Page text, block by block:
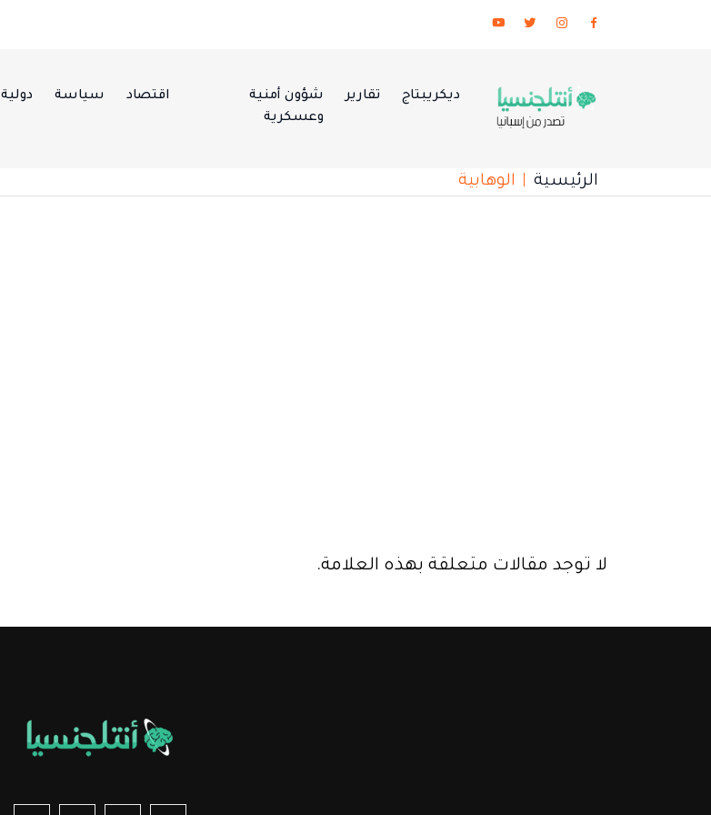
ديكريبتاج تقارير
شؤون أمنية
وعسكرية
اقتصاد سياسة دولية
الرئيسية الوهابية
لا توجد مقالات متعلقة بهذه العلامة.